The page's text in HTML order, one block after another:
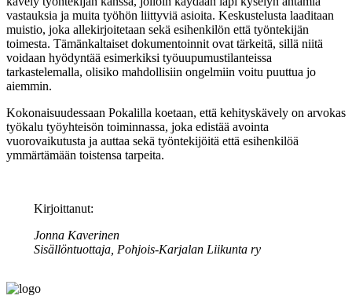
vastauksia ja muita työhön liittyviä asioita. Keskustelusta laaditaan
muistio, joka allekirjoitetaan sekä esihenkilön että työntekijän
toimesta. Tämänkaltaiset dokumentoinnit ovat tärkeitä, sillä niitä
voidaan hyödyntää esimerkiksi työuupumustilanteissa
tarkastelemalla, olisiko mahdollisiin ongelmiin voitu puuttua jo
aiemmin.
Kokonaisuudessaan Pokalilla koetaan, että kehityskävely on arvokas
työkalu työyhteisön toiminnassa, joka edistää avointa
vuorovaikutusta ja auttaa sekä työntekijöitä että esihenkilöä
ymmärtämään toistensa tarpeita.
Kirjoittanut:
Jonna Kaverinen
Sisällöntuottaja, Pohjois-Karjalan Liikunta ry